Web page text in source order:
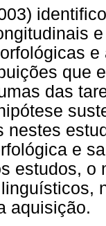
que
das
nestes
e
estudos, o
aquisição.